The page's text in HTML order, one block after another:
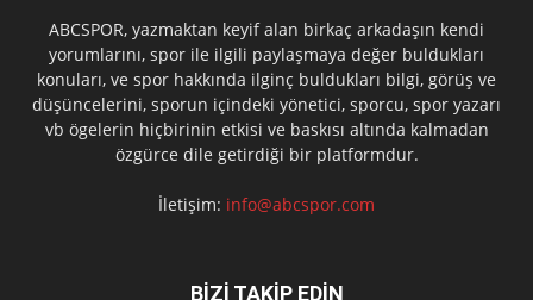
ABCSPOR, yazmaktan keyif alan birkaç arkadaşın kendi
yorumlarını, spor ile ilgili paylaşmaya değer buldukları
konuları, ve spor hakkında ilginç buldukları bilgi, görüş ve
düşüncelerini, sporun içindeki yönetici, sporcu, spor yazarı
vb ögelerin hiçbirinin etkisi ve baskısı altında kalmadan
özgürce dile getirdiği bir platformdur.
İletişim: info@abcspor.com
BİZİ TAKİP EDİN